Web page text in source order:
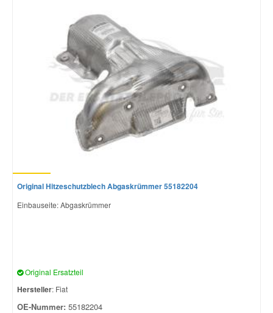
Original Hitzeschutzblech Abgaskrümmer 55182204
Einbauseite: Abgaskrümmer
Original Ersatzteil
Hersteller: Fiat
OE-Nummer: 55182204
Volvo Ersatzteile